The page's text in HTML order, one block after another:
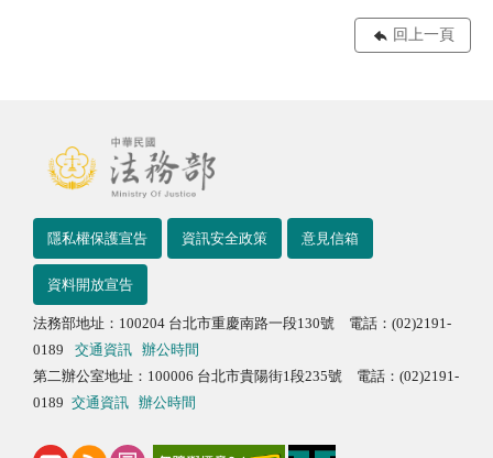
回上一頁
隱私權保護宣告 資訊安全政策 意見信箱
資料開放宣告
法務部地址：100204 台北市重慶南路一段130號 電話：(02)2191-
0189
交通資訊
辦公時間
第二辦公室地址：100006 台北市貴陽街1段235號 電話：(02)2191-
0189 交通資訊 辦公時間